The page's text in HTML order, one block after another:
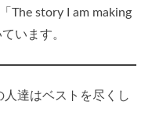
The story I am making
います。
達はベストを尽くし